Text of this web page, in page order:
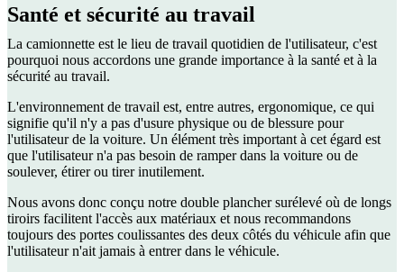
Santé et sécurité au travail
La camionnette est le lieu de travail quotidien de l'utilisateur, c'est
pourquoi nous accordons une grande importance à la santé et à la
sécurité au travail.
L'environnement de travail est, entre autres, ergonomique, ce qui
signifie qu'il n'y a pas d'usure physique ou de blessure pour
l'utilisateur de la voiture. Un élément très important à cet égard est
que l'utilisateur n'a pas besoin de ramper dans la voiture ou de
soulever, étirer ou tirer inutilement.
Nous avons donc conçu notre double plancher surélevé où de longs
tiroirs facilitent l'accès aux matériaux et nous recommandons
toujours des portes coulissantes des deux côtés du véhicule afin que
l'utilisateur n'ait jamais à entrer dans le véhicule.